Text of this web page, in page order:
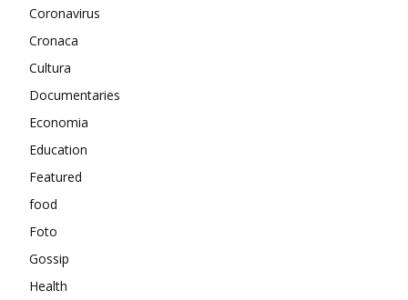
Coronavirus
Cronaca
Cultura
Documentaries
Economia
Education
Featured
food
Foto
Gossip
Health